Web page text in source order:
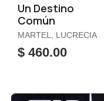
Un Destino
Común
MARTEL, LUCRECIA
$ 460.00